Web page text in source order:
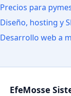
Precios para
Diseño, hosting y
Desarrollo web a
EfeMosse